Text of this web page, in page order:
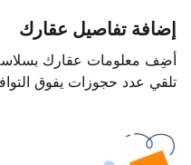
إضافة تفاصيل عقارك
أضِف معلومات عقارك
تلقي عدد حجوزات يفوق